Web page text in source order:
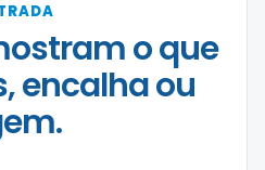
o que
encalha ou